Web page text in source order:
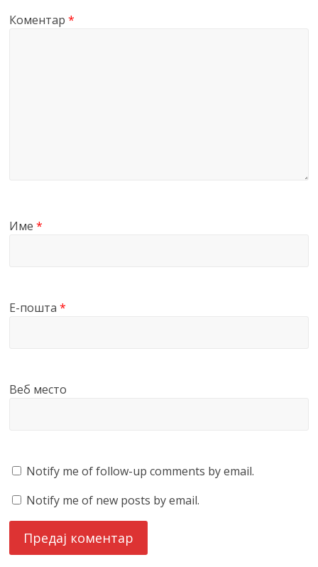
Коментар*
Име*
Е-пошта*
Веб место
Notify me of follow-up comments by email.
Notify me of new posts by email.